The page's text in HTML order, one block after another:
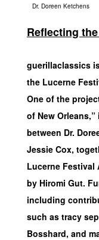
Dr. Doreen Ketchens
Reflecting
guerillaclassics
the Lucerne
One of the
of New
between Dr.
Jessie Cox,
Lucerne Festival
by Hiromi Gut.
including
such as tracy
Bosshard, and